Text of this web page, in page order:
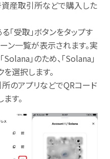
資産取引所などで購入した
「受取」ボタンをタップす
ン一覧が表示されます。実
」のため、「Solana」
選択します。
のアプリなどでQRコード
す。